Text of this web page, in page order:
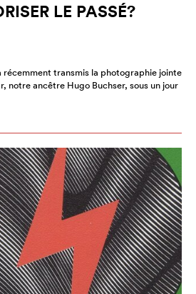
LE PASSÉ?
récemment transmis la photographie jointe
notre ancêtre Hugo Buchser, sous un jour